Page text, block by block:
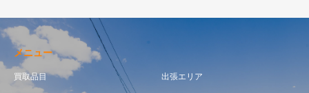
メニュー
買取品目 出張エリア